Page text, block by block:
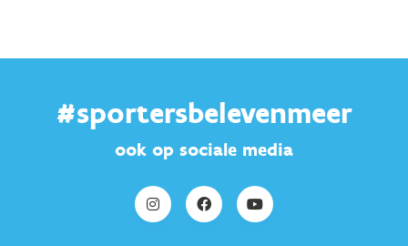
#sportersbelevenmeer
ook op sociale media